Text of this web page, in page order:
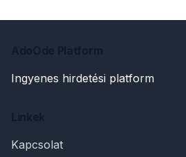
Ingyenes hirdetési platform
Kapcsolat